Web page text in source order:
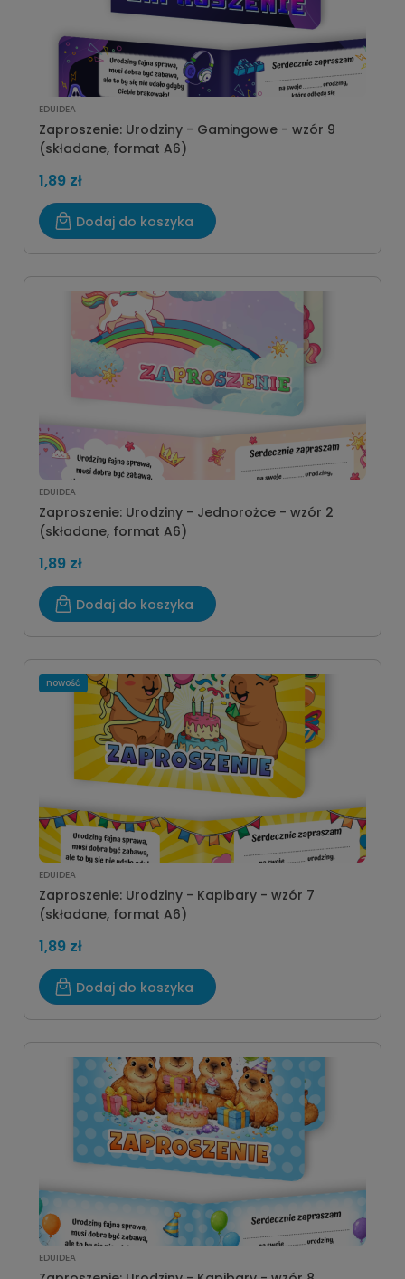
EDUIDEA
Zaproszenie: Urodziny - Gamingowe - wzór 9
(składane, format A6)
1,89 zł
Dodaj do koszyka
EDUIDEA
Zaproszenie: Urodziny - Jednorożce - wzór 2
(składane, format A6)
1,89 zł
Dodaj do koszyka
EDUIDEA
Zaproszenie: Urodziny - Kapibary - wzór 7
(składane, format A6)
1,89 zł
Dodaj do koszyka
nowość
EDUIDEA